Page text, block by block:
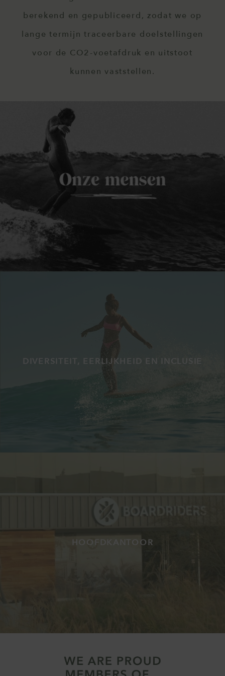
berekend en gepubliceerd, zodat we op
lange termijn traceerbare doelstellingen
voor de CO2-voetafdruk en uitstoot
kunnen vaststellen.
DIVERSITEIT, EERLIJKHEID EN INCLUSIE
HOOFDKANTOOR